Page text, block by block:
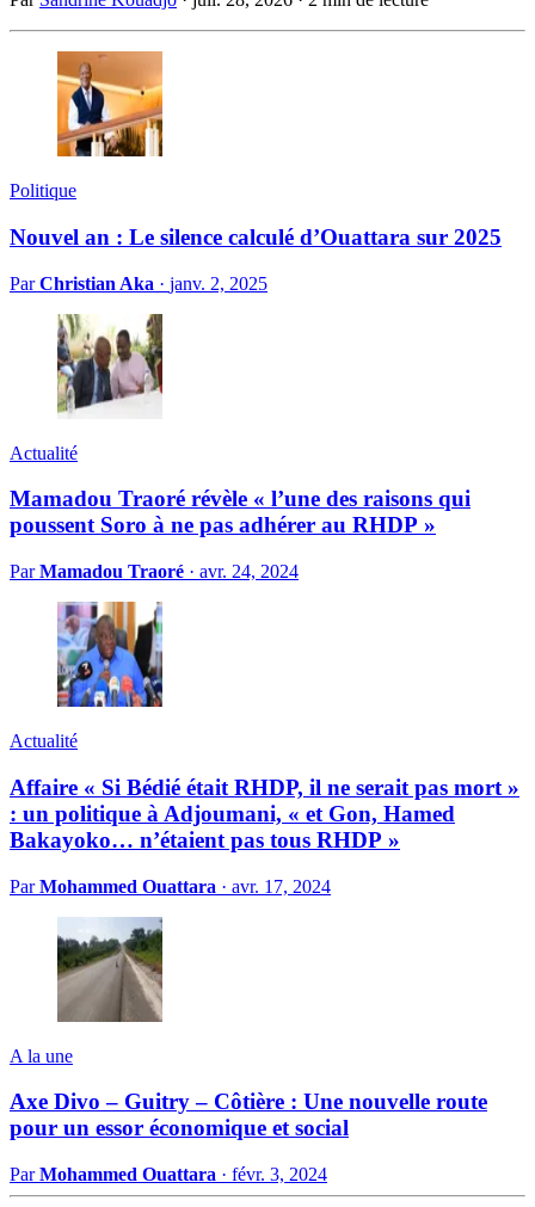
Politique
Nouvel an : Le silence calculé d’Ouattara sur 2025
ParChristian Aka · janv. 2, 2025
Actualité
Mamadou Traoré révèle « l’une des raisons qui
poussent Soro à ne pas adhérer au RHDP »
ParMamadou Traoré · avr. 24, 2024
Actualité
Affaire « Si Bédié était RHDP, il ne serait pas mort »
: un politique à Adjoumani, « et Gon, Hamed
Bakayoko… n’étaient pas tous RHDP »
ParMohammed Ouattara · avr. 17, 2024
A la une
Axe Divo – Guitry – Côtière : Une nouvelle route
pour un essor économique et social
ParMohammed Ouattara · févr. 3, 2024